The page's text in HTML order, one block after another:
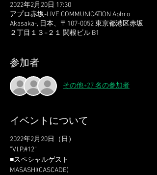
2022年2月20日 17:30
アプロ赤坂-LIVE COMMUNICATION Aphro
Akasaka-, 日本、〒107-0052 東京都港区赤坂
２丁目１３−２１ 関根ビル B1
参加者
その他+27 名の参加者
イベントについて
2022年2月20日（日）
”V.I.P.#12”
■スペシャルゲスト
MASASHI(CASCADE)